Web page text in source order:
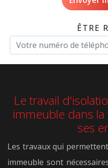
ÊTRE
Le travail
immeuble dans
ses
Les travaux qui
immeuble sont